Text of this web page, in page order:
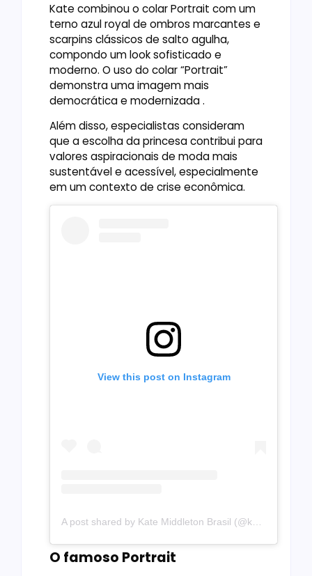
Kate combinou o colar Portrait com um
terno azul royal de ombros marcantes e
scarpins clássicos de salto agulha,
compondo um look sofisticado e
moderno. O uso do colar “Portrait”
demonstra uma imagem mais
democrática e modernizada .
Além disso, especialistas consideram
que a escolha da princesa contribui para
valores aspiracionais de moda mais
sustentável e acessível, especialmente
em um contexto de crise econômica.
View this post on Instagram
A post shared by Kate Middleton Brasil (@katemiddletonbrasil)
O famoso Portrait